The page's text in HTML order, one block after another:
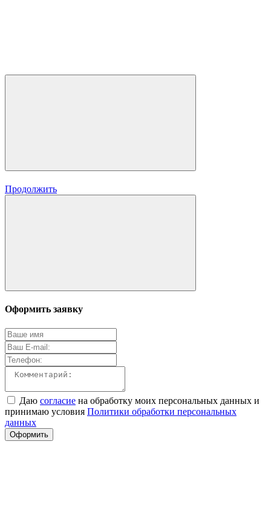
Продолжить
Оформить заявку
Даю согласие на обработку моих персональных данных и
принимаю условия Политики обработки персональных
данных
Оформить